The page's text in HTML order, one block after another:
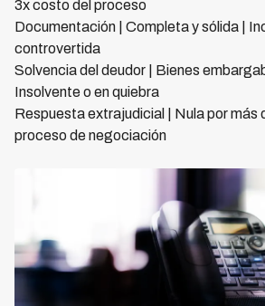
3x costo del proceso
Documentación | Completa y sólida |
controvertida
Solvencia del deudor | Bienes
Insolvente o en quiebra
Respuesta extrajudicial | Nula por más
proceso de negociación